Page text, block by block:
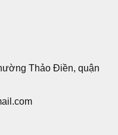
Thảo Điền, quận